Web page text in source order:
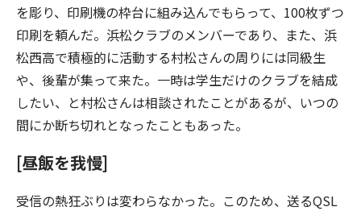
を彫り、印刷機の枠台に組み込んでもらって、100枚ずつ
印刷を頼んだ。浜松クラブのメンバーであり、また、浜
松西高で積極的に活動する村松さんの周りには同級生
や、後輩が集って来た。一時は学生だけのクラブを結成
したい、と村松さんは相談されたことがあるが、いつの
間にか断ち切れとなったこともあった。
[昼飯を我慢]
受信の熱狂ぶりは変わらなかった。このため、送るQSL